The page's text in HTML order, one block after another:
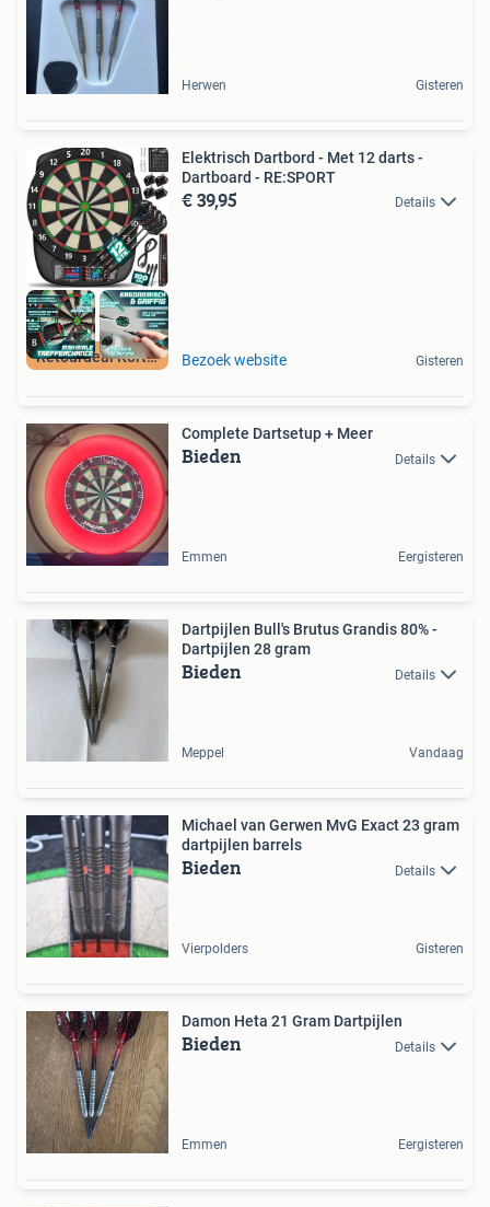
Herwen Gisteren
Retourdeal Korting
Elektrisch Dartbord - Met 12 darts -
Dartboard - RE:SPORT
€ 39,95 Details
Bezoek website Gisteren
Complete Dartsetup + Meer
Bieden Details
Emmen Eergisteren
Dartpijlen Bull's Brutus Grandis 80% -
Dartpijlen 28 gram
Bieden Details
Meppel Vandaag
Michael van Gerwen MvG Exact 23 gram
dartpijlen barrels
Bieden Details
Vierpolders Gisteren
Damon Heta 21 Gram Dartpijlen
Bieden Details
Emmen Eergisteren